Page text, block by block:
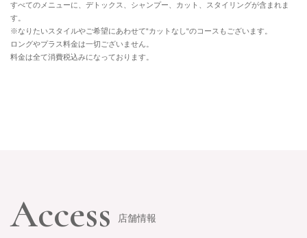
すべてのメニューに、デトックス、シャンプー、カット、スタイリングが含まれま
す。
※なりたいスタイルやご希望にあわせて“カットなし“のコースもございます。
ロングやプラス料金は一切ございません。
料金は全て消費税込みになっております。
Access 店舗情報